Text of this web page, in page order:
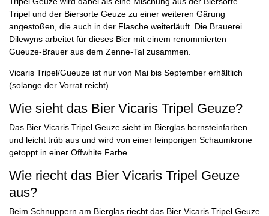
Tripel und der Biersorte Geuze zu einer weiteren Gärung
angestoßen, die auch in der Flasche weiterläuft. Die Brauerei
Dilewyns arbeitet für dieses Bier mit einem renommierten
Gueuze-Brauer aus dem Zenne-Tal zusammen.
Vicaris Tripel/Gueuze ist nur von Mai bis September erhältlich
(solange der Vorrat reicht).
Wie sieht das Bier Vicaris Tripel Geuze?
Das Bier Vicaris Tripel Geuze sieht im Bierglas bernsteinfarben
und leicht trüb aus und wird von einer feinporigen Schaumkrone
getoppt in einer Offwhite Farbe.
Wie riecht das Bier Vicaris Tripel Geuze
aus?
Beim Schnuppern am Bierglas riecht das Bier Vicaris Tripel Geuze